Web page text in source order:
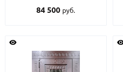
стеклопакетом и кованой
84 500 руб.